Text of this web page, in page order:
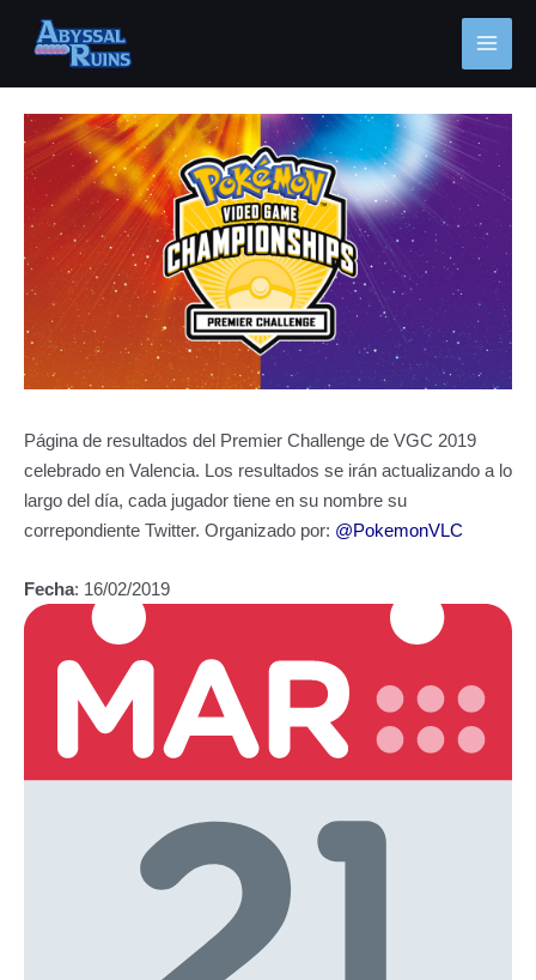
contenido
Página de resultados del Premier Challenge de VGC 2019
celebrado en Valencia. Los resultados se irán actualizando a lo
largo del día, cada jugador tiene en su nombre su
correpondiente Twitter. Organizado por: @PokemonVLC
Fecha: 16/02/2019
de
entradas